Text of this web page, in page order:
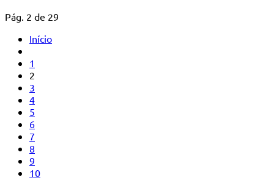
Pág. 2 de 29
Início
1
2
3
4
5
6
7
8
9
10